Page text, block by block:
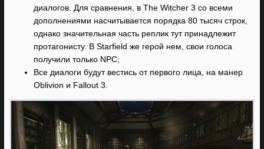
диалогов. Для сравнения, в The Witcher 3 со всеми
дополнениями насчитывается порядка 80 тысяч строк,
однако значительная часть реплик тут принадлежит
протагонисту. В Starfield же герой нем, свои голоса
получили только NPC;
Все диалоги будут вестись от первого лица, на манер
Oblivion и Fallout 3.